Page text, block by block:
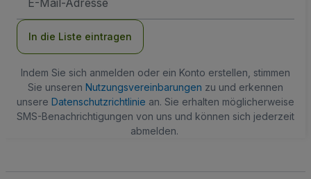
Mail-
In die Liste eintragen
Indem Sie sich anmelden oder ein Konto erstellen, stimmen
Sie unseren Nutzungsvereinbarungen zu und erkennen
unsere Datenschutzrichtlinie an. Sie erhalten möglicherweise
SMS-Benachrichtigungen von uns und können sich jederzeit
abmelden.